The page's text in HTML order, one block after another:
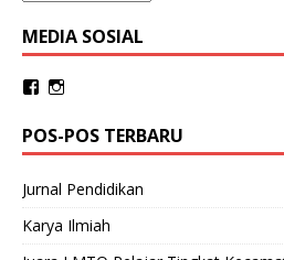
MEDIA SOSIAL
POS-POS TERBARU
Jurnal Pendidikan
Karya Ilmiah